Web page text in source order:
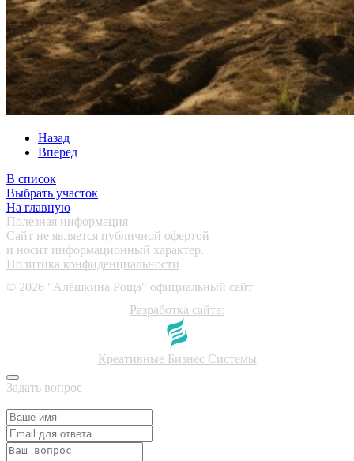
Назад
Вперед
В список
Выбрать участок
На главную
Полезная информация
Сайт не является публичной офертой
и носит информационный характер.
Политика конфиденциальности
© 2026 "Алёшкина Роща" официальный сайт
Разработка сайта:
Креативные Бизнес Системы
Задать вопрос